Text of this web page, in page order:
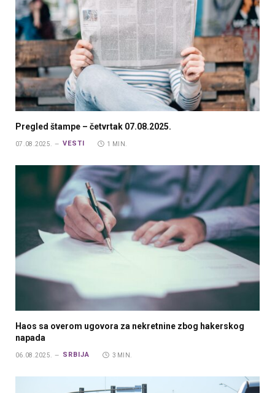
Pregled štampe – četvrtak 07.08.2025.
07.08.2025. VESTI 1 MIN.
Haos sa overom ugovora za nekretnine zbog hakerskog
napada
06.08.2025. SRBIJA 3 MIN.